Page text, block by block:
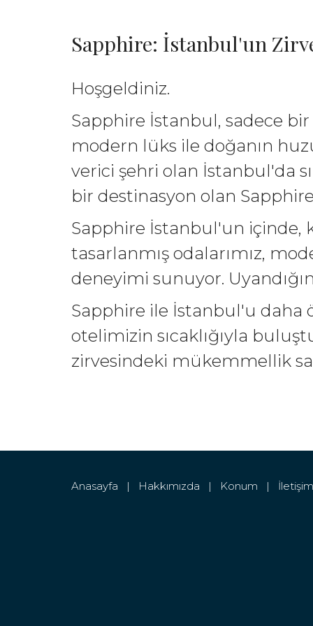
Sapphire: İstanbul'un
Hoşgeldiniz.
Sapphire İstanbul, sadece
modern lüks ile doğanın
verici şehri olan İstanbul'da
bir destinasyon olan
Sapphire İstanbul'un içinde,
tasarlanmış odalarımız,
deneyimi sunuyor.
Sapphire ile İstanbul'u daha
otelimizin sıcaklığıyla
zirvesindeki mükemmellik
Anasayfa | Hakkımızda | Konum |